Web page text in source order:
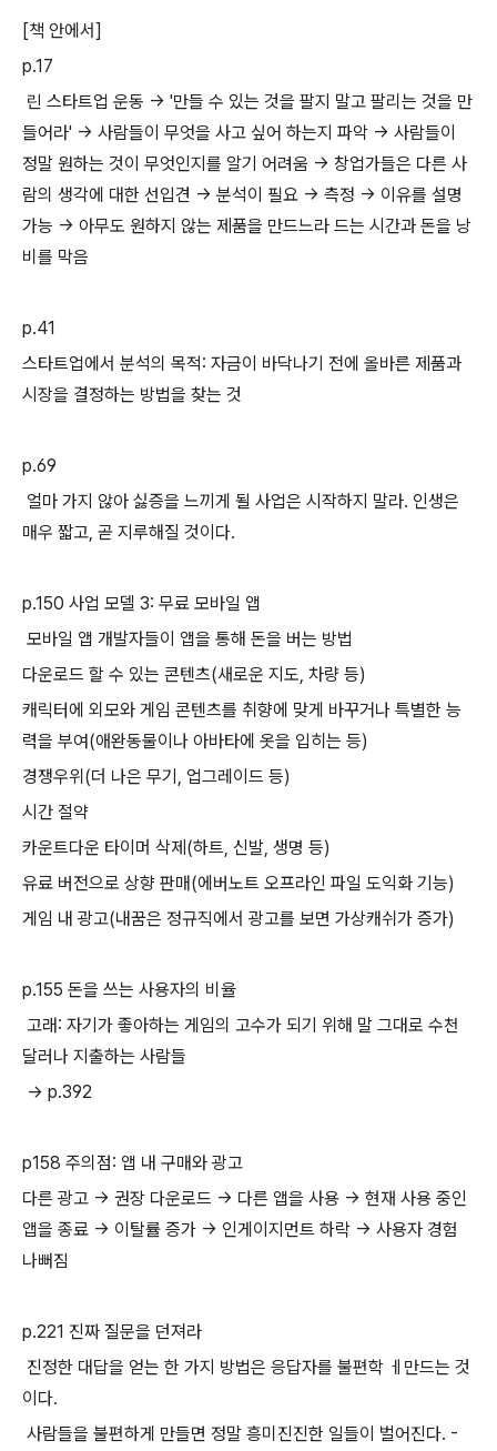
[책 안에서]
p.17
린 스타트업 운동 -> '만들 수 있는 것을 팔지 말고 팔리는 것을 만
들어라' -> 사람들이 무엇을 사고 싶어 하는지 파악 -> 사람들이
정말 원하는 것이 무엇인지를 알기 어려움 -> 창업가들은 다른 사
람의 생각에 대한 선입견 -> 분석이 필요 -> 측정 -> 이유를 설명
가능 -> 아무도 원하지 않는 제품을 만드느라 드는 시간과 돈을 낭
비를 막음
p.41
스타트업에서 분석의 목적: 자금이 바닥나기 전에 올바른 제품과
시장을 결정하는 방법을 찾는 것
p.69
얼마 가지 않아 싫증을 느끼게 될 사업은 시작하지 말라. 인생은
매우 짧고, 곧 지루해질 것이다.
p.150 사업 모델 3: 무료 모바일 앱
모바일 앱 개발자들이 앱을 통해 돈을 버는 방법
다운로드 할 수 있는 콘텐츠(새로운 지도, 차량 등)
캐릭터에 외모와 게임 콘텐츠를 취향에 맞게 바꾸거나 특별한 능
력을 부여(애완동물이나 아바타에 옷을 입히는 등)
경쟁우위(더 나은 무기, 업그레이드 등)
시간 절약
카운트다운 타이머 삭제(하트, 신발, 생명 등)
유료 버전으로 상향 판매(에버노트 오프라인 파일 도익화 기능)
게임 내 광고(내꿈은 정규직에서 광고를 보면 가상캐쉬가 증가)
p.155 돈을 쓰는 사용자의 비율
고래: 자기가 좋아하는 게임의 고수가 되기 위해 말 그대로 수천
달러나 지출하는 사람들
-> p.392
p158 주의점: 앱 내 구매와 광고
다른 광고 -> 권장 다운로드 -> 다른 앱을 사용 -> 현재 사용 중인
앱을 종료 -> 이탈률 증가 -> 인게이지먼트 하락 -> 사용자 경험
나뻐짐
p.221 진짜 질문을 던져라
진정한 대답을 얻는 한 가지 방법은 응답자를 불편학 ㅔ만드는 것
이다.
사람들을 불편하게 만들면 정말 흥미진진한 일들이 벌어진다. -